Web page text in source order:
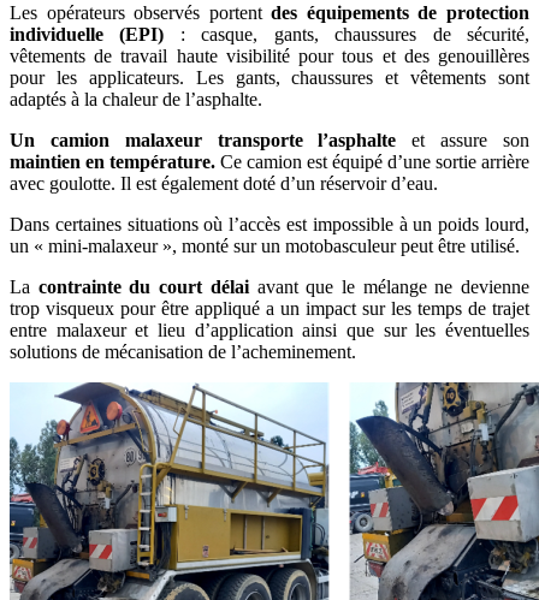
Les opérateurs observés portentdes équipements de protection
individuelle (EPI) : casque, gants, chaussures de sécurité,
vêtements de travail haute visibilité pour tous et des genouillères
pour les applicateurs. Les gants, chaussures et vêtements sont
adaptés à la chaleur de l’asphalte.
Un camion malaxeur transporte l’asphalte et assure son
maintien en température. Ce camion est équipé d’une sortie arrière
avec goulotte. Il est également doté d’un réservoir d’eau.
Dans certaines situations où l’accès est impossible à un poids lourd,
un « mini-malaxeur », monté sur un motobasculeur peut être utilisé.
La contrainte du court délaiavant que le mélange ne devienne
trop visqueux pour être appliqué a un impact sur les temps de trajet
entre malaxeur et lieu d’application ainsi que sur les éventuelles
solutions de mécanisation de l’acheminement.